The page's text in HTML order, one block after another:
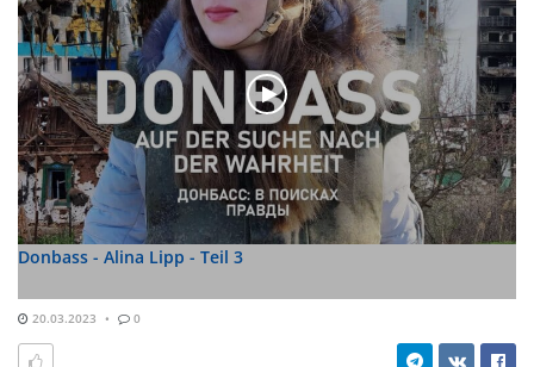
Donbass - Alina Lipp - Teil 3
20.03.2023 0